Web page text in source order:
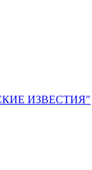
ИЗВЕСТИЯ"